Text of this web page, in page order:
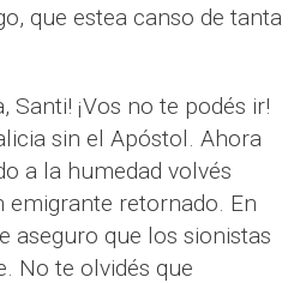
que estea canso de tanta
Santi! ¡Vos no te podés ir!
sin el Apóstol. Ahora
a la humedad volvés
retornado. En
aseguro que los sionistas
No te olvidés que